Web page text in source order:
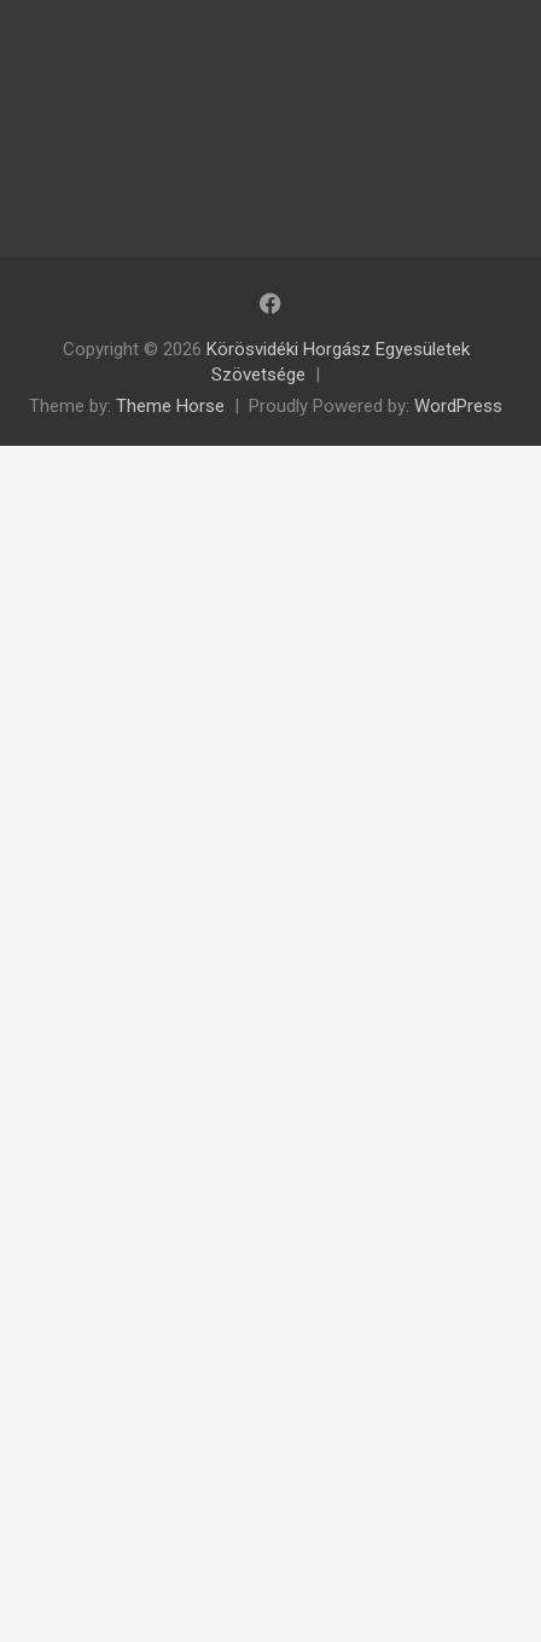
Copyright © 2026 Körösvidéki Horgász Egyesületek
Szövetsége
Theme by: Theme Horse Proudly Powered by: WordPress